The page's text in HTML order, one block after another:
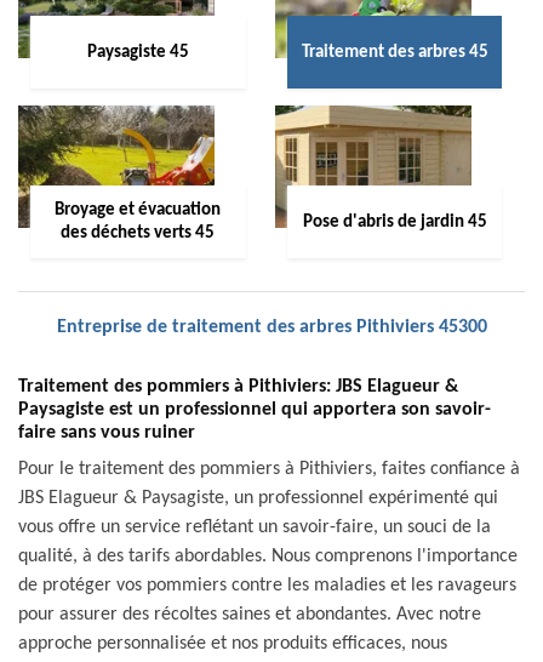
Paysagiste 45 Traitement des arbres 45
Broyage et évacuation
des déchets verts 45
Pose d'abris de jardin 45
Entreprise de traitement des arbres Pithiviers 45300
Traitement des pommiers à Pithiviers: JBS Elagueur &
Paysagiste est un professionnel qui apportera son savoir-
faire sans vous ruiner
Pour le traitement des pommiers à Pithiviers, faites confiance à
JBS Elagueur & Paysagiste, un professionnel expérimenté qui
vous offre un service reflétant un savoir-faire, un souci de la
qualité, à des tarifs abordables. Nous comprenons l'importance
de protéger vos pommiers contre les maladies et les ravageurs
pour assurer des récoltes saines et abondantes. Avec notre
approche personnalisée et nos produits efficaces, nous